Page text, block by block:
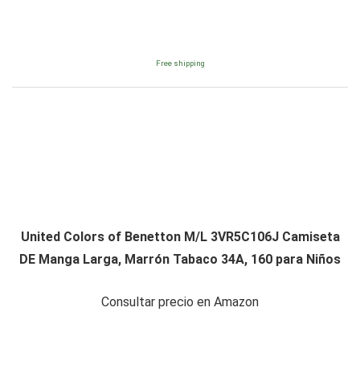
Free shipping
United Colors of Benetton M/L 3VR5C106J Camiseta
DE Manga Larga, Marrón Tabaco 34A, 160 para Niños
Consultar precio en Amazon